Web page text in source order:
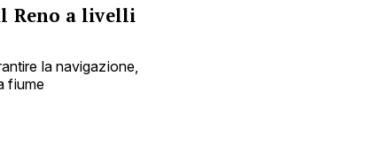
Reno a livelli
la navigazione,
fiume